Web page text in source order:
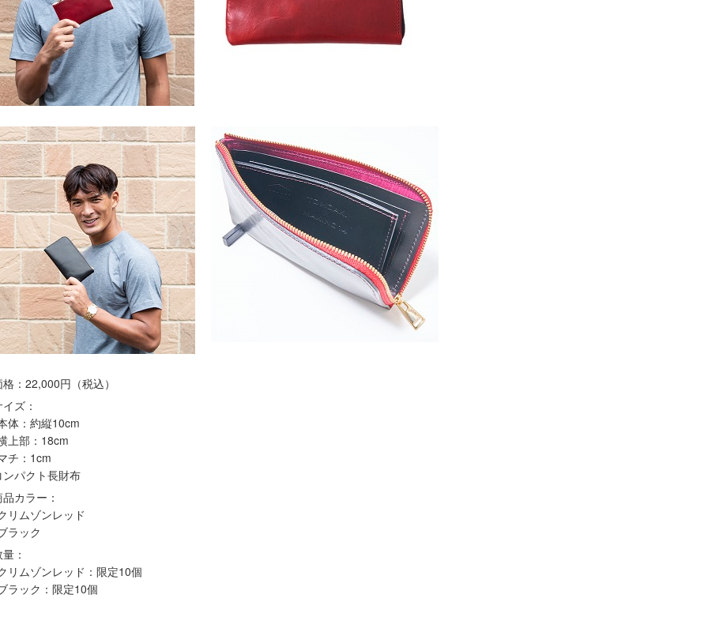
：22,000円（税込）
ズ：
体：約縦10cm
上部：18cm
チ：1cm
ンパクト長財布
カラー：
リムゾンレッド
ラック
：
リムゾンレッド：限定10個
ラック：限定10個